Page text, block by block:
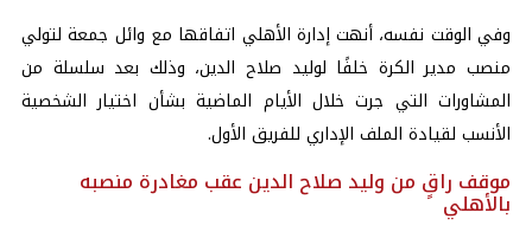
وفي الوقت نفسه، أنهت إدارة الأهلي اتفاقها مع وائل جمعة لتولي
منصب مدير الكرة خلفًا لوليد صلاح الدين، وذلك بعد سلسلة من
المشاورات التي جرت خلال الأيام الماضية بشأن اختيار الشخصية
الأنسب لقيادة الملف الإداري للفريق الأول.
موقف راقٍ من وليد صلاح الدين عقب مغادرة منصبه
بالأهلي